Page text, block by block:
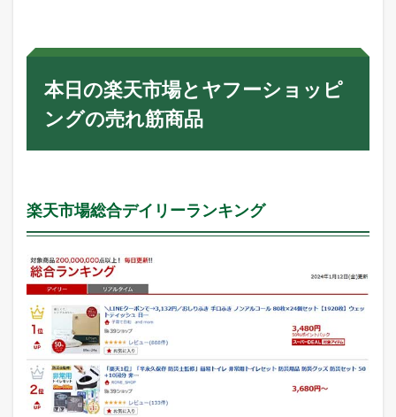
本日の楽天市場とヤフーショッピ
ングの売れ筋商品
楽天市場総合デイリーランキング